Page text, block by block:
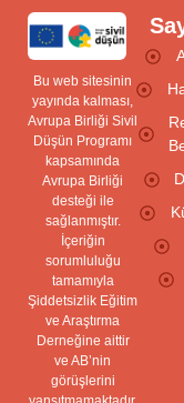
Bu web sitesinin
yayında kalması,
Avrupa Birliği Sivil
Düşün Programı
kapsamında
Avrupa Birliği
desteği ile
sağlanmıştır.
İçeriğin
sorumluluğu
tamamıyla
Şiddetsizlik Eğitim
ve Araştırma
Derneğine aittir
ve AB’nin
görüşlerini